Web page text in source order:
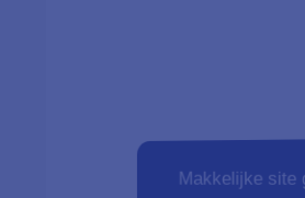
Makkelijke site